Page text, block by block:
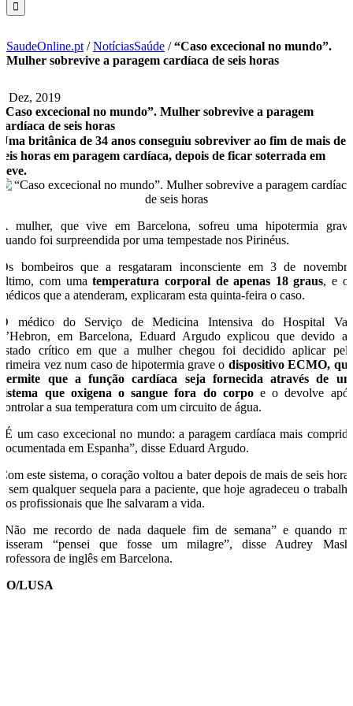
SaudeOnline.pt /NotíciasSaúde /“Caso excecional no mundo”.
Mulher sobrevive a paragem cardíaca de seis horas
6 Dez, 2019
“Caso excecional no mundo”. Mulher sobrevive a paragem
cardíaca de seis horas
Uma britânica de 34 anos conseguiu sobreviver ao fim de mais de
seis horas em paragem cardíaca, depois de ficar soterrada em
neve.
A mulher, que vive em Barcelona, sofreu uma hipotermia grave
quando foi surpreendida por uma tempestade nos Pirinéus.
Os bombeiros que a resgataram inconsciente em 3 de novembro
último, com umatemperatura corporal de apenas 18 graus, e os
médicos que a atenderam, explicaram esta quinta-feira o caso.
O médico do Serviço de Medicina Intensiva do Hospital Vall
d’Hebron, em Barcelona, Eduard Argudo explicou que devido ao
estado crítico em que a mulher chegou foi decidido aplicar pela
primeira vez num caso de hipotermia grave o dispositivo ECMO, que
permite que a função cardíaca seja fornecida através de um
sistema que oxigena o sangue fora do corpoe o devolve após
controlar a sua temperatura com um circuito de água.
“É um caso excecional no mundo: a paragem cardíaca mais comprida
documentada em Espanha”, disse Eduard Argudo.
Com este sistema, o coração voltou a bater depois de mais de seis horas
e sem qualquer sequela para a paciente, que hoje agradeceu o trabalho
dos profissionais que lhe salvaram a vida.
“Não me recordo de nada daquele fim de semana” e quando me
disseram “pensei que fosse um milagre”, disse Audrey Mash,
professora de inglês em Barcelona.
SO/LUSA